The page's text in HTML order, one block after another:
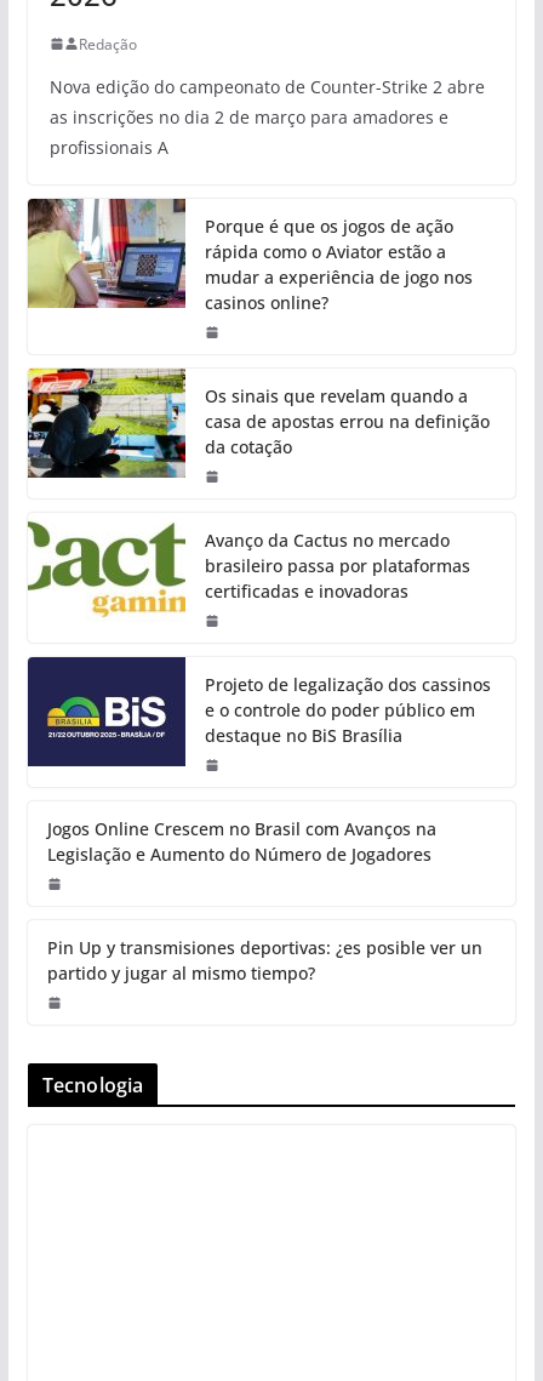
Redação
Nova edição do campeonato de Counter-Strike 2 abre
as inscrições no dia 2 de março para amadores e
profissionais A
Porque é que os jogos de ação
rápida como o Aviator estão a
mudar a experiência de jogo nos
casinos online?
Os sinais que revelam quando a
casa de apostas errou na definição
da cotação
Avanço da Cactus no mercado
brasileiro passa por plataformas
certificadas e inovadoras
Projeto de legalização dos cassinos
e o controle do poder público em
destaque no BiS Brasília
Jogos Online Crescem no Brasil com Avanços na
Legislação e Aumento do Número de Jogadores
Pin Up y transmisiones deportivas: ¿es posible ver un
partido y jugar al mismo tiempo?
Tecnologia